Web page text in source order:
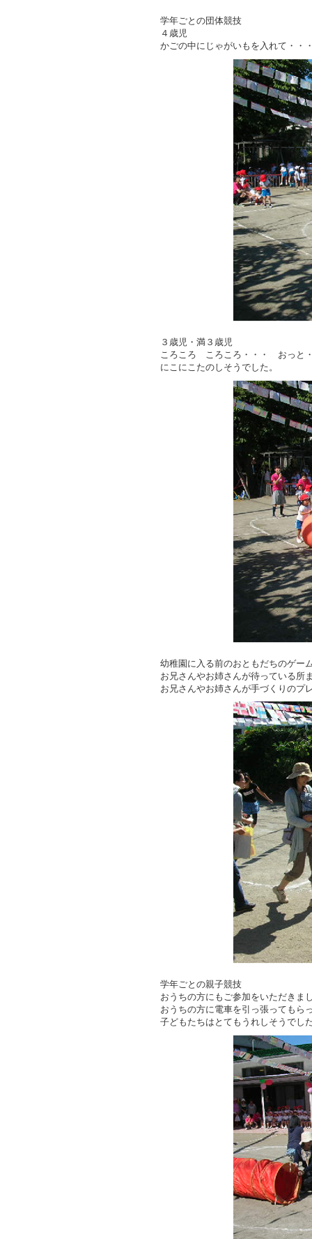
学年ごとの団体競技
４歳児
かごの中にじゃがいもを入れて・・
３歳児・満３歳児
ころころ ころころ・・・ おっと
にこにこたのしそうでした。
幼稚園に入る前のおともだちのゲー
お兄さんやお姉さんが待っている所
お兄さんやお姉さんが手づくりのプ
学年ごとの親子競技
おうちの方にもご参加をいただきま
おうちの方に電車を引っ張ってもら
子どもたちはとてもうれしそうでし